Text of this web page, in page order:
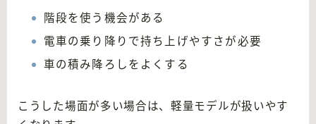
階段を使う機会がある
電車の乗り降りで持ち上げやすさが必要
車の積み降ろしをよくする
こうした場面が多い場合は、軽量モデルが扱いやす